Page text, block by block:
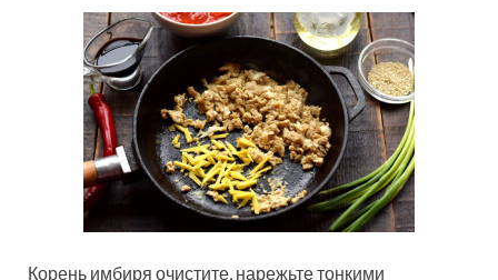
Корень имбиря очистите, нарежьте тонкими